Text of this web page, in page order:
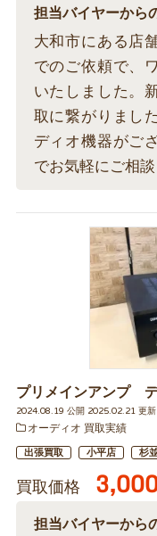
担当バイヤーから
大和市にある店
でのご依頼で、
いたしました。
取に繋がりまし
ディオ機器がご
でお気軽にご相談
プリメインアンプ
2024.08.19 公開 2025.02.21 更新
オーディオ 買取実績
出張買取 小平店 杉
買取価格
担当バイヤーから